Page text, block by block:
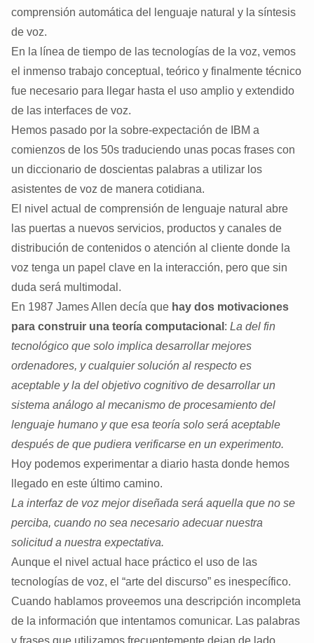
comprensión automática del lenguaje natural y la síntesis
de voz.
En la línea de tiempo de las tecnologías de la voz, vemos
el inmenso trabajo conceptual, teórico y finalmente técnico
fue necesario para llegar hasta el uso amplio y extendido
de las interfaces de voz.
Hemos pasado por la sobre-expectación de IBM a
comienzos de los 50s traduciendo unas pocas frases con
un diccionario de doscientas palabras a utilizar los
asistentes de voz de manera cotidiana.
El nivel actual de comprensión de lenguaje natural abre
las puertas a nuevos servicios, productos y canales de
distribución de contenidos o atención al cliente donde la
voz tenga un papel clave en la interacción, pero que sin
duda será multimodal.
En 1987 James Allen decía que hay dos motivaciones
para construir una teoría computacional : La del fin
tecnológico que solo implica desarrollar mejores
ordenadores, y cualquier solución al respecto es
aceptable y la del objetivo cognitivo de desarrollar un
sistema análogo al mecanismo de procesamiento del
lenguaje humano y que esa teoría solo será aceptable
después de que pudiera verificarse en un experimento.
Hoy podemos experimentar a diario hasta donde hemos
llegado en este último camino.
La interfaz de voz mejor diseñada será aquella que no se
perciba, cuando no sea necesario adecuar nuestra
solicitud a nuestra expectativa.
Aunque el nivel actual hace práctico el uso de las
tecnologías de voz, el “arte del discurso” es inespecífico.
Cuando hablamos proveemos una descripción incompleta
de la información que intentamos comunicar. Las palabras